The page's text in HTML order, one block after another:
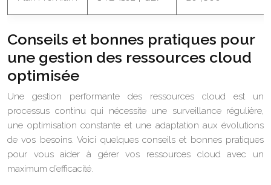
Conseils et bonnes pratiques pour
une gestion des ressources cloud
optimisée
Une gestion performante des ressources cloud est un
processus continu qui nécessite une surveillance régulière,
une optimisation constante et une adaptation aux évolutions
de vos besoins. Voici quelques conseils et bonnes pratiques
pour vous aider à gérer vos ressources cloud avec un
maximum d’efficacité.